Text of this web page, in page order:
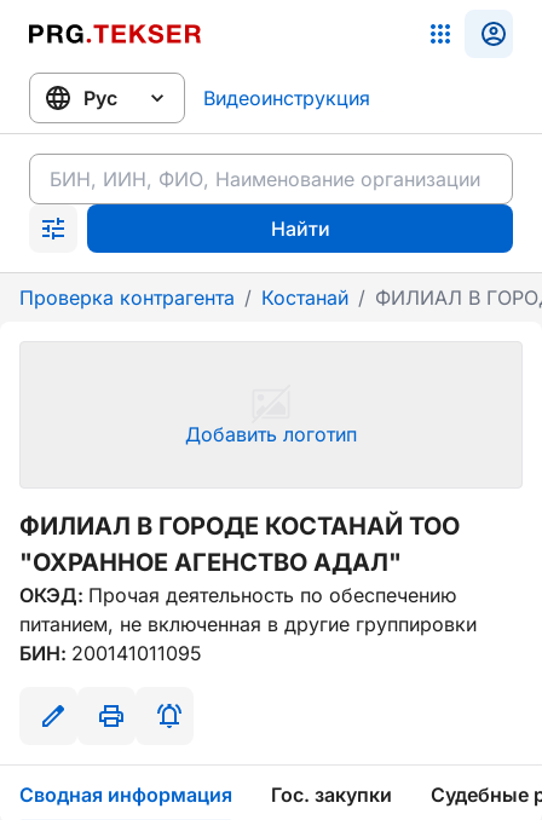
Видеоинструкция
Найти
Проверка контрагента / Костанай / ФИЛИАЛ В
Добавить логотип
ФИЛИАЛ В ГОРОДЕ КОСТАНАЙ ТОО
"ОХРАННОЕ АГЕНСТВО АДАЛ"
ОКЭД: Прочая деятельность по обеспечению
питанием, не включенная в другие группировки
БИН: 200141011095
Сводная информация Гос. закупки Судебные